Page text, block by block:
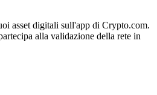
asset digitali sull'app di Crypto.com.
alla validazione della rete in